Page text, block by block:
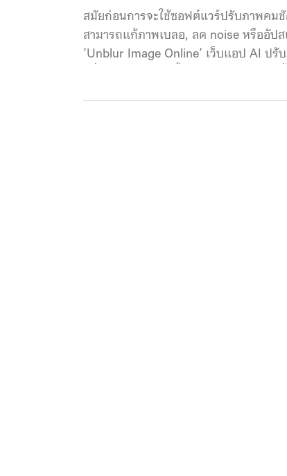
สมัยก่อนการจะใช้ซอฟต์แวร์ปรับภาพคมชั
สามารถแก้ภาพเบลอ, ลด noise หรืออัป
‘Unblur Image Online‘ เว็บแอป AI ป